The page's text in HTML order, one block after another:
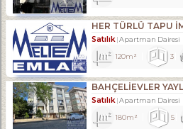
Satılık Apartman Dairesi
120m² 3
Satılık Apartman Dairesi
180m² 5